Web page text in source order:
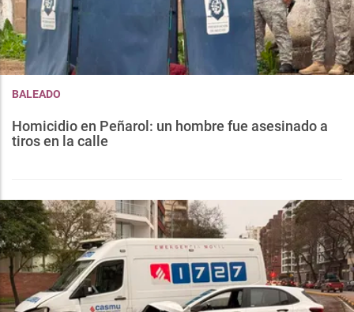
BALEADO
Homicidio en Peñarol: un hombre fue asesinado a
tiros en la calle